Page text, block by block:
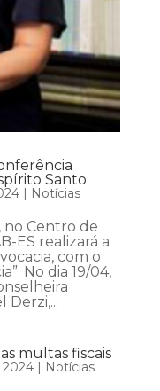
Santo
| Notícias
no Centro de
ES realizará a
com o
No dia 19/04,
Derzi,...
multas fiscais
2024| Notícias